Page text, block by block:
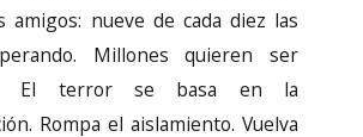
amigos: nueve de cada diez las
Millones quieren ser
El terror se basa en la
Rompa el aislamiento. Vuelva